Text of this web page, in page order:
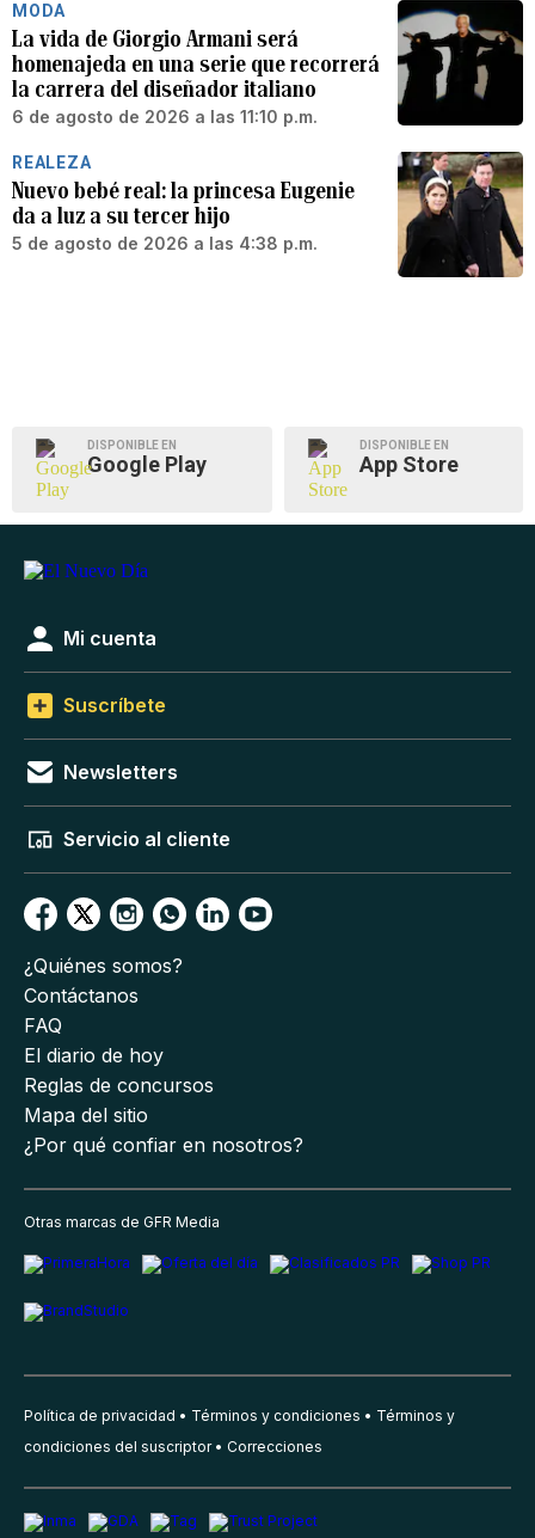
MODA
La vida de Giorgio Armani será
homenajeda en una serie que recorrerá
la carrera del diseñador italiano
6 de agosto de 2026 a las 11:10 p.m.
REALEZA
Nuevo bebé real: la princesa Eugenie
da a luz a su tercer hijo
5 de agosto de 2026 a las 4:38 p.m.
DISPONIBLE EN
Google Play
DISPONIBLE EN
App Store
Mi cuenta
Suscríbete
Newsletters
Servicio al cliente
¿Quiénes somos?
Contáctanos
FAQ
El diario de hoy
Reglas de concursos
Mapa del sitio
¿Por qué confiar en nosotros?
Otras marcas de GFR Media
Política de privacidad Términos y condiciones
Términos y
condiciones del suscriptor
Correcciones